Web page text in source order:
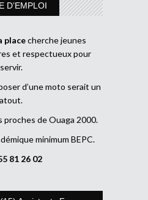
D’EMPLOI
placecherche jeunes
et respectueux pour
servir.
d’une moto serait un
atout.
de Ouaga 2000.
minimum BEPC.
81 26 02